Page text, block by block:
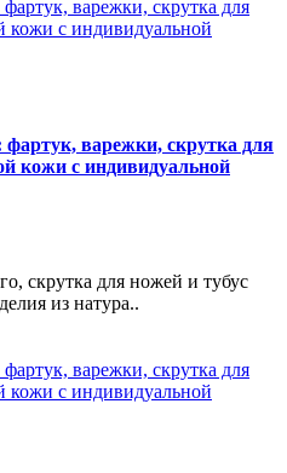
варежки, скрутка для
кожи с индивидуальной
скрутка для ножей и тубус
из натура..